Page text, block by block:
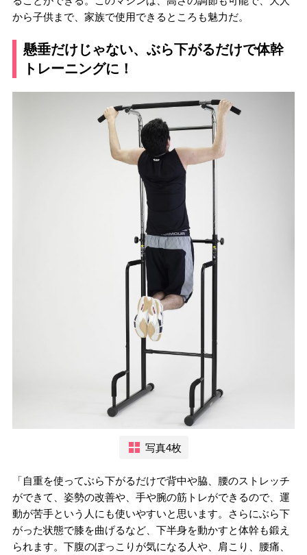
から子供まで、家族で使用できるところも魅力だ。
懸垂だけじゃない、ぶら下がるだけで体幹
トレーニングに！
写真4枚
「自重を使ってぶら下がるだけで背中や脇、腰のストレッチ
ができて、姿勢の改善や、手や腕の筋トレができるので、運
動が苦手という人にも使いやすいと思います。さらにぶら下
がった状態で膝を曲げるなど、下半身を動かすと体幹も鍛え
られます。下腹のぽっこりが気になる人や、肩こり、腰痛、